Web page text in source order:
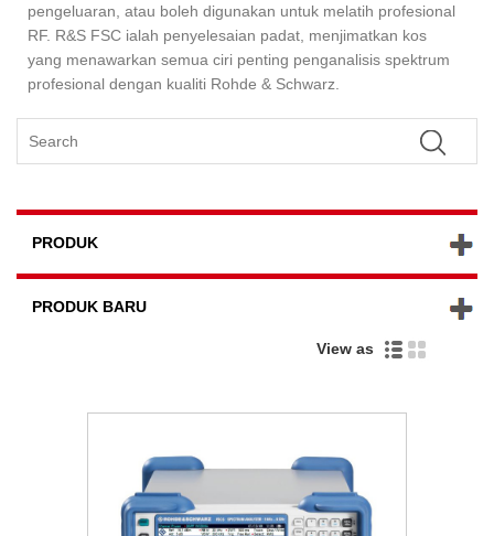
pengeluaran, atau boleh digunakan untuk melatih profesional
RF. R&S FSC ialah penyelesaian padat, menjimatkan kos
yang menawarkan semua ciri penting penganalisis spektrum
profesional dengan kualiti Rohde & Schwarz.
PRODUK
PRODUK BARU
View as